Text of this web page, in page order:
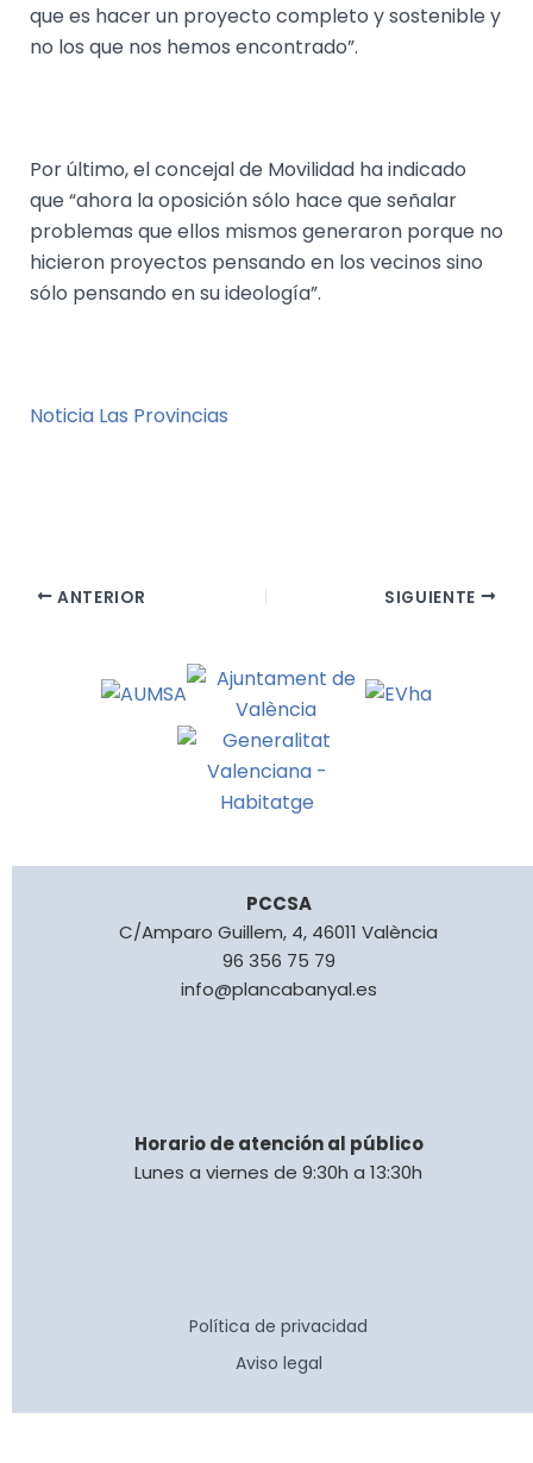
que es hacer un proyecto completo y sostenible y
no los que nos hemos encontrado”.
Por último, el concejal de Movilidad ha indicado
que “ahora la oposición sólo hace que señalar
problemas que ellos mismos generaron porque no
hicieron proyectos pensando en los vecinos sino
sólo pensando en su ideología”.
Noticia Las Provincias
ANTERIOR SIGUIENTE
PCCSA
C/Amparo Guillem, 4, 46011 València
96 356 75 79
info@plancabanyal.es
Horario de atención al público
Lunes a viernes de 9:30h a 13:30h
Política de privacidad
Aviso legal